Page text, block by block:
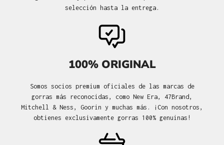
selección hasta la entrega.
100% ORIGINAL
Somos socios premium oficiales de las marcas de
gorras más reconocidas, como New Era, 47Brand,
Mitchell & Ness, Goorin y muchas más. ¡Con nosotros,
obtienes exclusivamente gorras 100% genuinas!